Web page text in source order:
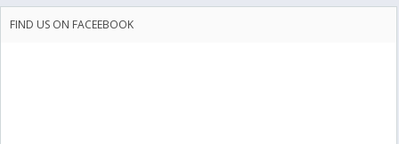
FIND US ON FACEEBOOK